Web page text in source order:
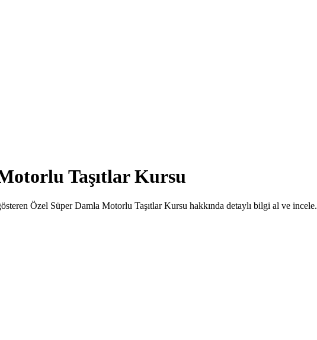
Taşıtlar Kursu
Özel Süper Damla Motorlu Taşıtlar Kursu hakkında detaylı bilgi al ve incele.